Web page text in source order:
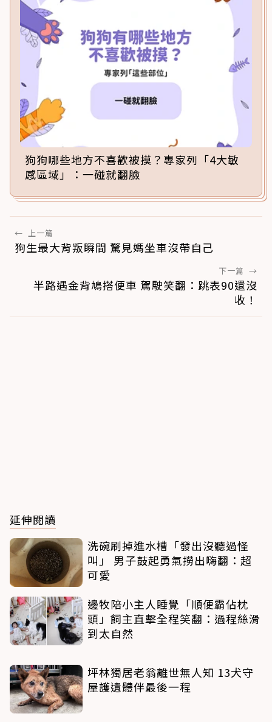
狗狗哪些地方不喜歡被摸？專家列「4大敏
感區域」：一碰就翻臉
← 上一篇
狗生最大背叛瞬間 驚見媽坐車沒帶自己
下一篇 →
半路遇金背鳩搭便車 駕駛笑翻：跳表90還沒
收！
延伸閱讀
洗碗刷掉進水槽「發出沒聽過怪
叫」 男子鼓起勇氣撈出嗨翻：超
可愛
邊牧陪小主人睡覺「順便霸佔枕
頭」飼主直擊全程笑翻：過程絲滑
到太自然
坪林獨居老翁離世無人知 13犬守
屋護遺體伴最後一程